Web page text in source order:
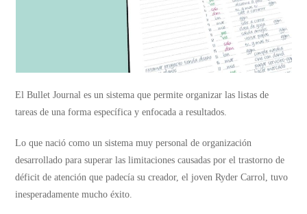
El Bullet Journal es un sistema que permite organizar las listas de
tareas de una forma específica y enfocada a resultados.
Lo que nació como un sistema muy personal de organización
desarrollado para superar las limitaciones causadas por el trastorno de
déficit de atención que padecía su creador, el joven Ryder Carrol, tuvo
inesperadamente mucho éxito.